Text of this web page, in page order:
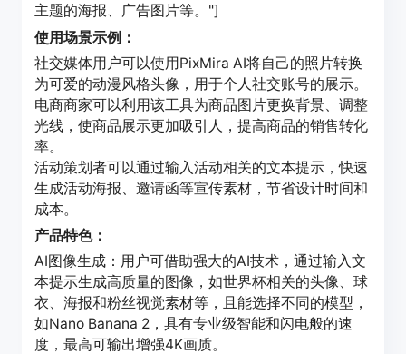
主题的海报、广告图片等。"]
使用场景示例：
社交媒体用户可以使用PixMira AI将自己的照片转换
为可爱的动漫风格头像，用于个人社交账号的展示。
电商商家可以利用该工具为商品图片更换背景、调整
光线，使商品展示更加吸引人，提高商品的销售转化
率。
活动策划者可以通过输入活动相关的文本提示，快速
生成活动海报、邀请函等宣传素材，节省设计时间和
成本。
产品特色：
AI图像生成：用户可借助强大的AI技术，通过输入文
本提示生成高质量的图像，如世界杯相关的头像、球
衣、海报和粉丝视觉素材等，且能选择不同的模型，
如Nano Banana 2，具有专业级智能和闪电般的速
度，最高可输出增强4K画质。